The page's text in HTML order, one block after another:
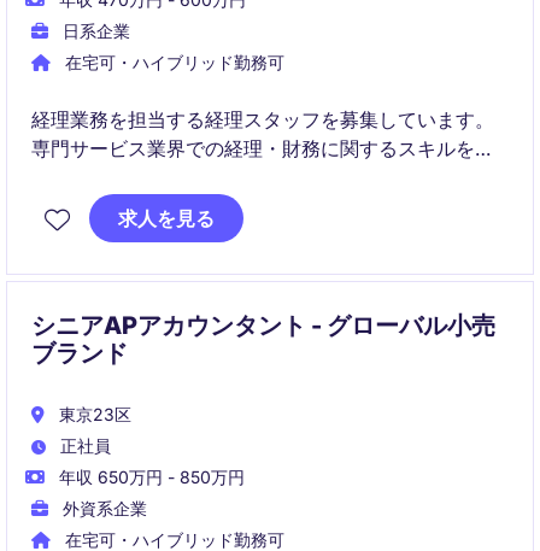
日系企業
在宅可・ハイブリッド勤務可
経理業務を担当する経理スタッフを募集しています。
専門サービス業界での経理・財務に関するスキルを活
求人を見る
シニアAPアカウンタント - グローバル小売
ブランド
東京23区
正社員
年収 650万円 - 850万円
外資系企業
在宅可・ハイブリッド勤務可